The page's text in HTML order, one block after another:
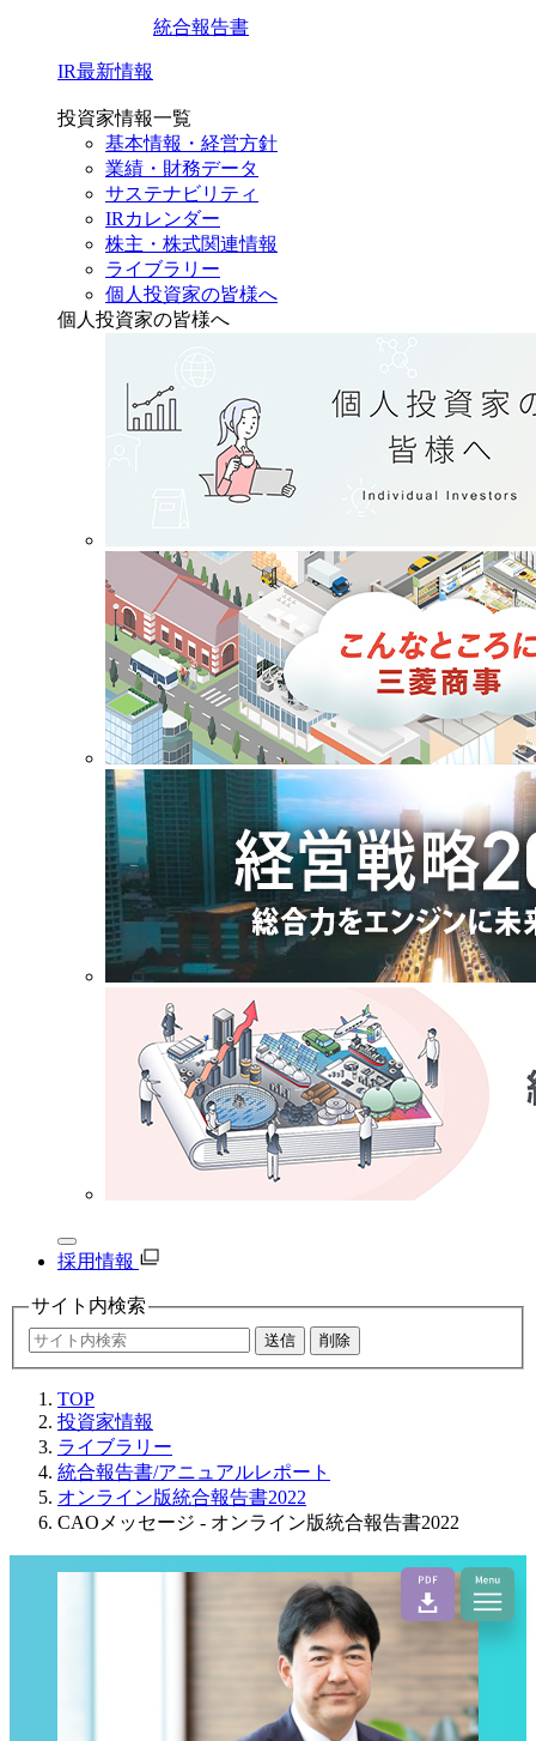
統合報告書
IR最新情報
投資家情報一覧
基本情報・経営方針
業績・財務データ
サステナビリティ
IRカレンダー
株主・株式関連情報
ライブラリー
個人投資家の皆様へ
個人投資家の皆様へ
採用情報
サイト内検索
TOP
投資家情報
ライブラリー
統合報告書/アニュアルレポート
オンライン版統合報告書2022
CAOメッセージ - オンライン版統合報告書2022